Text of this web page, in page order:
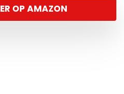
OP AMAZON